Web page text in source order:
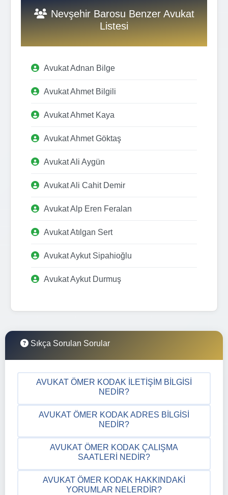
Nevşehir Barosu Benzer Avukat
Listesi
Avukat Adnan Bilge
Avukat Ahmet Bilgili
Avukat Ahmet Kaya
Avukat Ahmet Göktaş
Avukat Ali Aygün
Avukat Ali Cahit Demir
Avukat Alp Eren Feralan
Avukat Atılgan Sert
Avukat Aykut Sipahioğlu
Avukat Aykut Durmuş
Sıkça Sorulan Sorular
AVUKAT ÖMER KODAK İLETIŞIM BILGISI
NEDIR?
AVUKAT ÖMER KODAK ADRES BILGISI
NEDIR?
AVUKAT ÖMER KODAK ÇALIŞMA
SAATLERI NEDIR?
AVUKAT ÖMER KODAK HAKKINDAKI
YORUMLAR NELERDIR?